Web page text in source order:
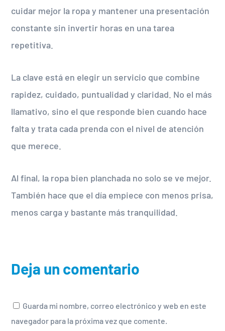
cuidar mejor la ropa y mantener una presentación
constante sin invertir horas en una tarea
repetitiva.
La clave está en elegir un servicio que combine
rapidez, cuidado, puntualidad y claridad. No el más
llamativo, sino el que responde bien cuando hace
falta y trata cada prenda con el nivel de atención
que merece.
Al final, la ropa bien planchada no solo se ve mejor.
También hace que el día empiece con menos prisa,
menos carga y bastante más tranquilidad.
Deja un comentario
Guarda mi nombre, correo electrónico y web en este
navegador para la próxima vez que comente.